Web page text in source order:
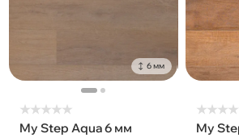
6 мм
★★★★★
My Step Aqua 6 мм
★★★★
My